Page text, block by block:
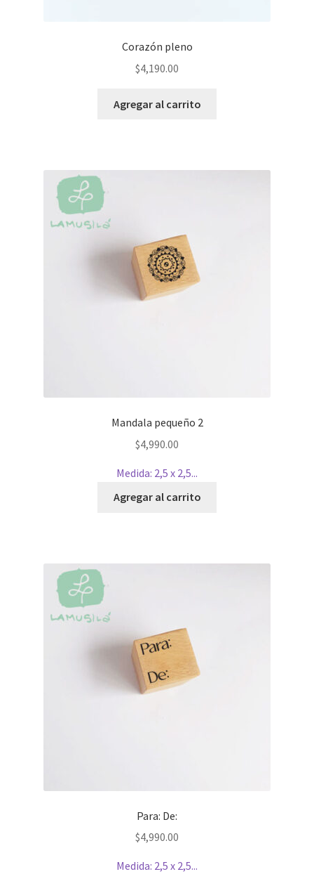
Corazón pleno
$4,190.00
Agregar al carrito
Mandala pequeño 2
$4,990.00
Medida: 2,5 x 2,5...
Agregar al carrito
Para: De:
$4,990.00
Medida: 2,5 x 2,5...